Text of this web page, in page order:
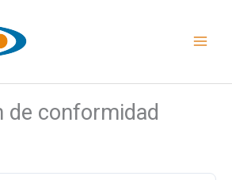
de conformidad